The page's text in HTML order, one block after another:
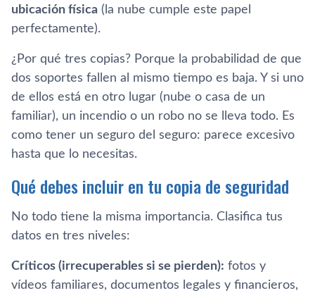
ubicación física (la nube cumple este papel
perfectamente).
¿Por qué tres copias? Porque la probabilidad de que
dos soportes fallen al mismo tiempo es baja. Y si uno
de ellos está en otro lugar (nube o casa de un
familiar), un incendio o un robo no se lleva todo. Es
como tener un seguro del seguro: parece excesivo
hasta que lo necesitas.
Qué debes incluir en tu copia de seguridad
No todo tiene la misma importancia. Clasifica tus
datos en tres niveles:
Críticos (irrecuperables si se pierden): fotos y
vídeos familiares, documentos legales y financieros,